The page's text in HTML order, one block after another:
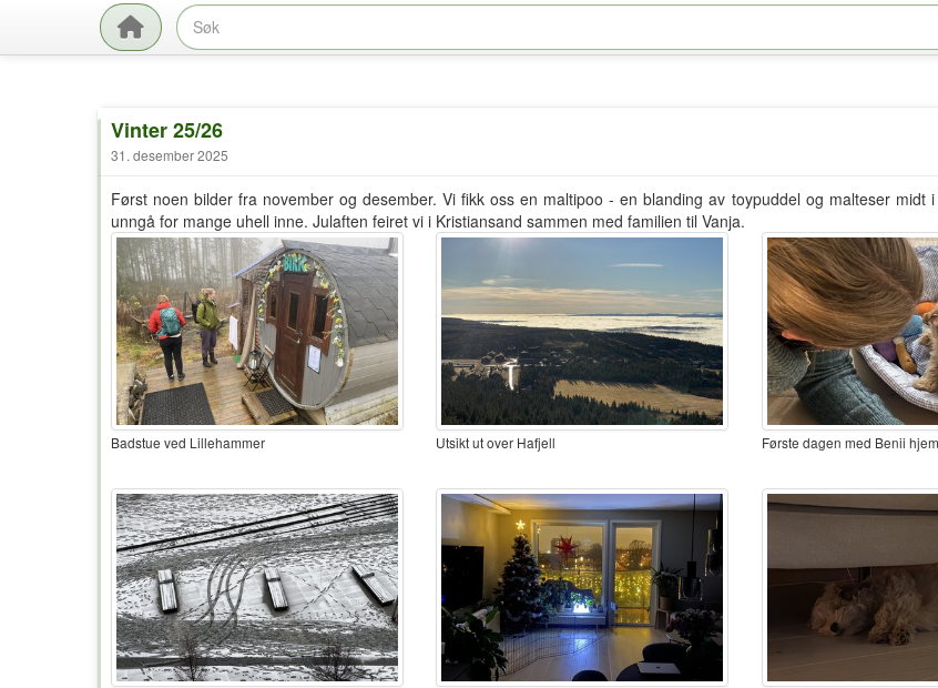
Vinter 25/26
31. desember 2025
Først noen bilder fra november og desember. Vi fikk oss en maltipoo - en blanding av toypuddel og malteser
unngå for mange uhell inne. Julaften feiret vi i Kristiansand sammen med familien til Vanja.
Badstue ved Lillehammer Utsikt ut over Hafjell Første dagen med Benii